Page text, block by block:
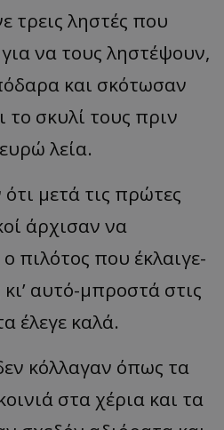
τρεις ληστές που
να τους ληστέψουν,
και σκότωσαν
το σκυλί τους πριν
λεία.
μετά τις πρώτες
άρχισαν να
πιλότος που έκλαιγε-
αυτό-μπροστά στις
έλεγε καλά.
κόλλαγαν όπως τα
στα χέρια και τα